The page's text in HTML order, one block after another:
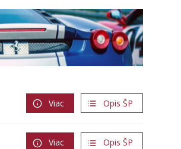
Viac Opis ŠP
Viac Opis ŠP